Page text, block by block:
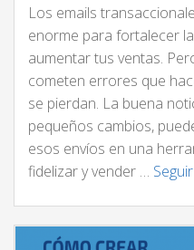
Los emails
enorme para fortalecer
aumentar tus ventas.
cometen errores que
se pierdan. La buena
pequeños cambios,
esos envíos en una
fidelizar y vender …